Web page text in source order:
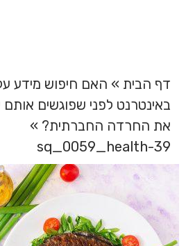
דף הבית » האם חיפוש מידע
באינטרנט לפני שפוגשים
את החרדה החברתית? »
sq_0059_health-39